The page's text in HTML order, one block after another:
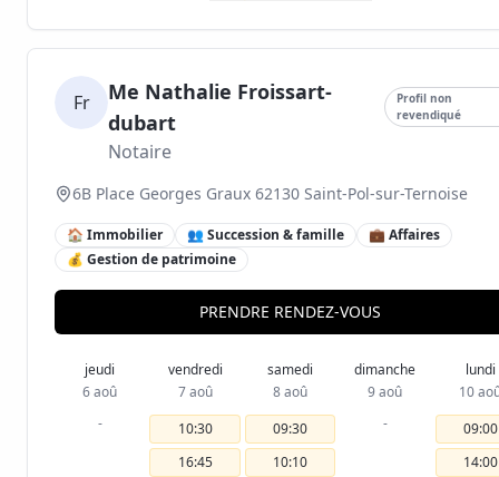
Fr
Me Nathalie Froissart-
dubart
Profil non
revendiqué
Notaire
6B Place Georges Graux 62130 Saint-Pol-sur-Ternoise
🏠 Immobilier 👥 Succession & famille
💼 Affaires
💰 Gestion de patrimoine
PRENDRE RENDEZ-VOUS
jeudi
6 aoû
-
vendredi
7 aoû
10:30
16:45
samedi
8 aoû
09:30
10:10
dimanche
9 aoû
-
lundi
10
09:00
14:00